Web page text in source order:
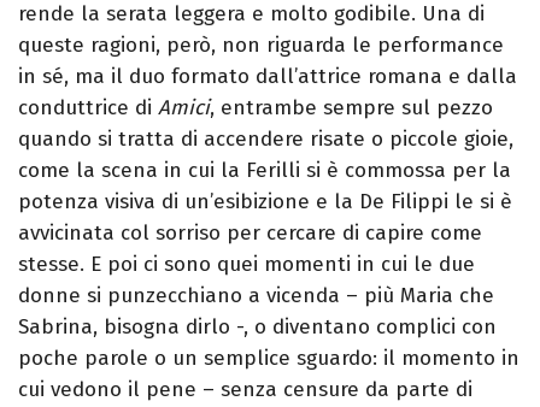
rende la serata leggera e molto godibile. Una di
queste ragioni, però, non riguarda le performance
in sé, ma il duo formato dall’attrice romana e dalla
conduttrice di Amici, entrambe sempre sul pezzo
quando si tratta di accendere risate o piccole gioie,
come la scena in cui la Ferilli si è commossa per la
potenza visiva di un’esibizione e la De Filippi le si è
avvicinata col sorriso per cercare di capire come
stesse. E poi ci sono quei momenti in cui le due
donne si punzecchiano a vicenda – più Maria che
Sabrina, bisogna dirlo -, o diventano complici con
poche parole o un semplice sguardo: il momento in
cui vedono il pene – senza censure da parte di